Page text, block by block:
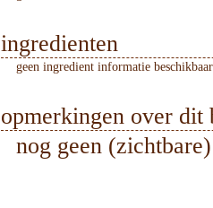
ingredienten
geen ingredient informatie
opmerkingen over dit
nog geen